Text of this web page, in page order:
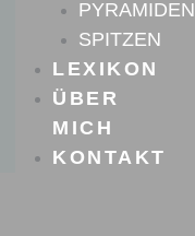
PYRAMIDEN
SPITZEN
LEXIKON
ÜBER
MICH
KONTAKT